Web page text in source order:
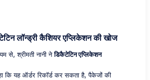
लॉन्ड्री कैशियर एप्लिकेशन की खोज
से, श्रीमती नानी नेडिकैटेटिन एप्लिकेशन
कि यह ऑर्डर रिकॉर्ड कर सकता है, पैकेजों की